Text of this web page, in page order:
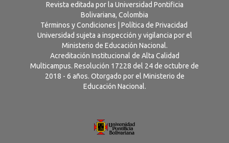
Revista editada por la Universidad Pontificia
Bolivariana, Colombia
Términos y Condiciones
Política de Privacidad
Universidad sujeta a inspección y vigilancia por el
Ministerio de Educación Nacional.
Acreditación Institucional de Alta Calidad
Multicampus. Resolución 17228 del 24 de octubre de
2018 - 6 años. Otorgado por el Ministerio de
Educación Nacional.